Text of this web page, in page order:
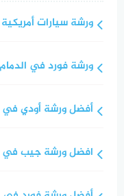
ورشة سيارات
ورشة فورد في الدمام
أفضل ورشة أودي
افضل ورشة جيب في